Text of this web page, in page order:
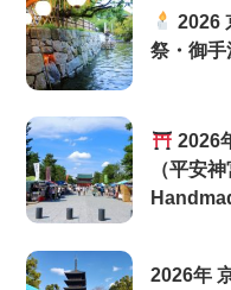
2026
祭・御手
2026
（平安
2026年